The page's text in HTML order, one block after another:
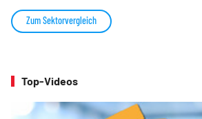
Zum Sektorvergleich
Top-Videos